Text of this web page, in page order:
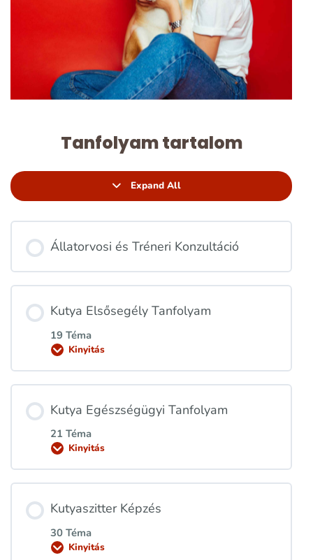
Tanfolyam tartalom
Expand All
Állatorvosi és Tréneri Konzultáció
Kutya Elsősegély Tanfolyam
19 Téma
Kinyitás
Kutya Egészségügyi Tanfolyam
21 Téma
Kinyitás
Kutyaszitter Képzés
30 Téma
Kinyitás